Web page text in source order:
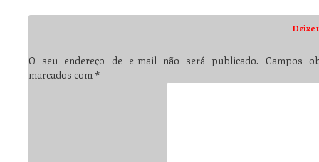
Deixe
O seu endereço de e-mail não será publicado. Campos
marcados com*